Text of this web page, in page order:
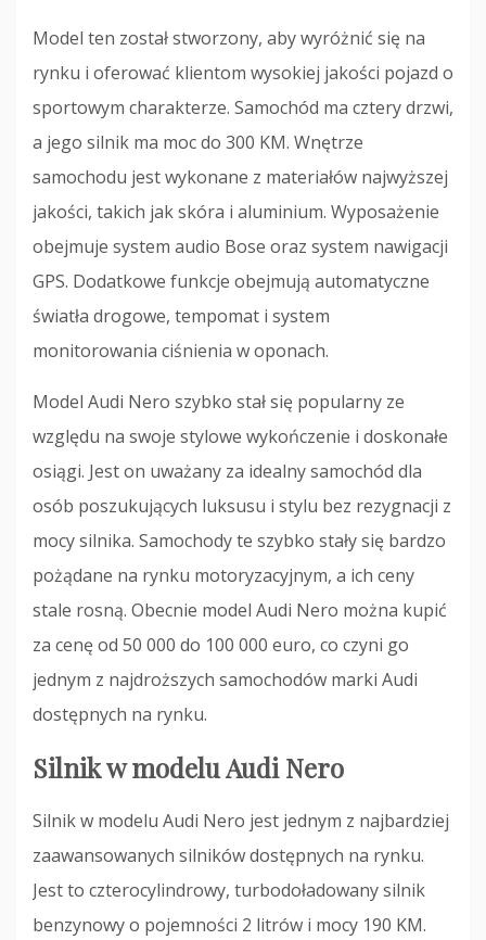
Model ten został stworzony, aby wyróżnić się na
rynku i oferować klientom wysokiej jakości pojazd o
sportowym charakterze. Samochód ma cztery drzwi,
a jego silnik ma moc do 300 KM. Wnętrze
samochodu jest wykonane z materiałów najwyższej
jakości, takich jak skóra i aluminium. Wyposażenie
obejmuje system audio Bose oraz system nawigacji
GPS. Dodatkowe funkcje obejmują automatyczne
światła drogowe, tempomat i system
monitorowania ciśnienia w oponach.
Model Audi Nero szybko stał się popularny ze
względu na swoje stylowe wykończenie i doskonałe
osiągi. Jest on uważany za idealny samochód dla
osób poszukujących luksusu i stylu bez rezygnacji z
mocy silnika. Samochody te szybko stały się bardzo
pożądane na rynku motoryzacyjnym, a ich ceny
stale rosną. Obecnie model Audi Nero można kupić
za cenę od 50 000 do 100 000 euro, co czyni go
jednym z najdroższych samochodów marki Audi
dostępnych na rynku.
Silnik w modelu Audi Nero
Silnik w modelu Audi Nero jest jednym z najbardziej
zaawansowanych silników dostępnych na rynku.
Jest to czterocylindrowy, turbodoładowany silnik
benzynowy o pojemności 2 litrów i mocy 190 KM.